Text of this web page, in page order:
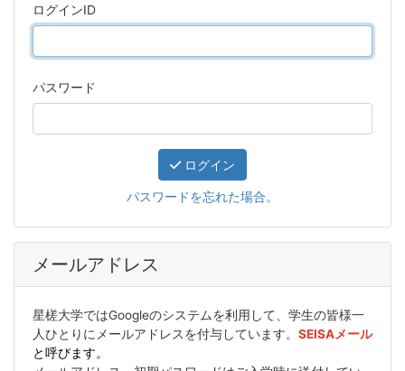
ログインID
パスワード
ログイン
パスワードを忘れた場合。
メールアドレス
星槎大学ではGoogleのシステムを利用して、学生の皆様一
人ひとりにメールアドレスを付与しています。 SEISAメール
と呼びます。